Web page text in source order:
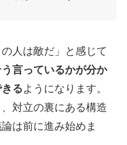
人は敵だ」と感じて
言っているかが分か
るようになります。
対立の裏にある構造
は前に進み始めま